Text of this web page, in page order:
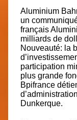
Aluminium
un
français
milliards de
Nouveauté: la
participation
plus grande
Bpifrance
Dunkerque.